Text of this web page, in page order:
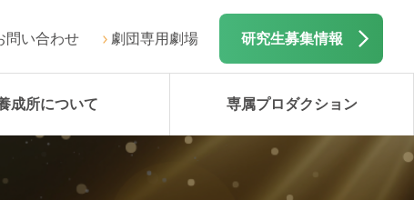
問い合わせ 劇団専用劇場 研究生募集情報
成所について 専属プロダクション